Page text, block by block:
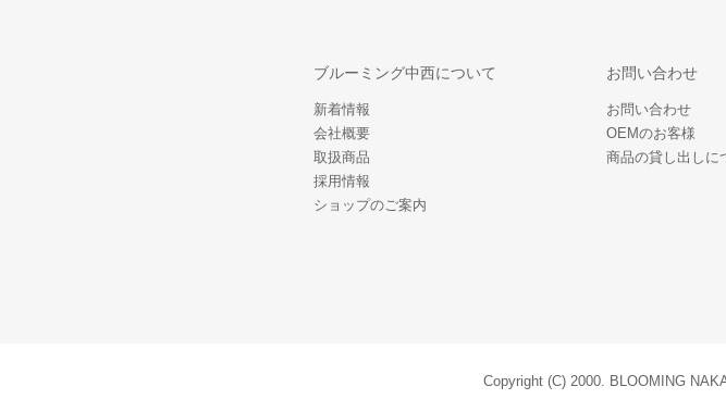
ブルーミング中西について
新着情報
会社概要
取扱商品
採用情報
ショップのご案内
お問い合わせ
お問い合わせ
OEMのお客様
商品の貸し出しに
Copyright (C) 2000. BLOOMING